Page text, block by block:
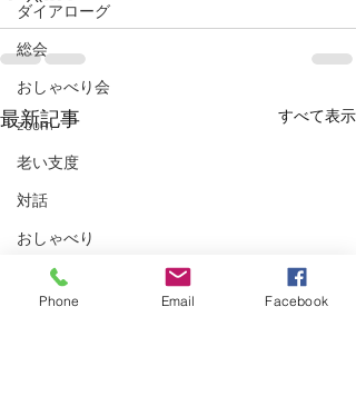
ダイアローグ
総会
おしゃべり会
zoom
老い支度
対話
おしゃべり
コロナ
最新記事 すべて表示
Phone Email Facebook